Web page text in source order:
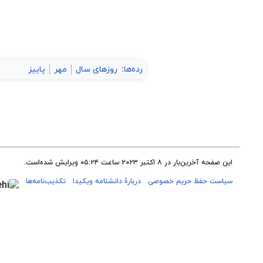
رده‌ها: روزهای سال مهر پاییز
این صفحه آخرین‌بار در ‏۸ اکتبر ۲۰۲۳ ساعت ‏۰۵:۲۴ ویرایش شده‌است.
سیاست حفظ حریم خصوصی
دربارهٔ دانشنامه ویکیدا تکذیب‌نامه‌ها